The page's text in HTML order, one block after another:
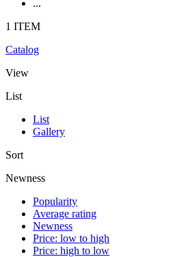
...
1 ITEM
Catalog
View
List
List
Gallery
Sort
Newness
Popularity
Average rating
Newness
Price: low to high
Price: high to low